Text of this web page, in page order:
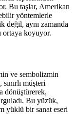
Bu taşlar, Amerikan
yöntemlerle
değil, aynı zamanda
ortaya koyuyor.
ve sembolizmin
müşteri
dönüştürerek,
Bu yüzük,
yüklü bir sanat eseri